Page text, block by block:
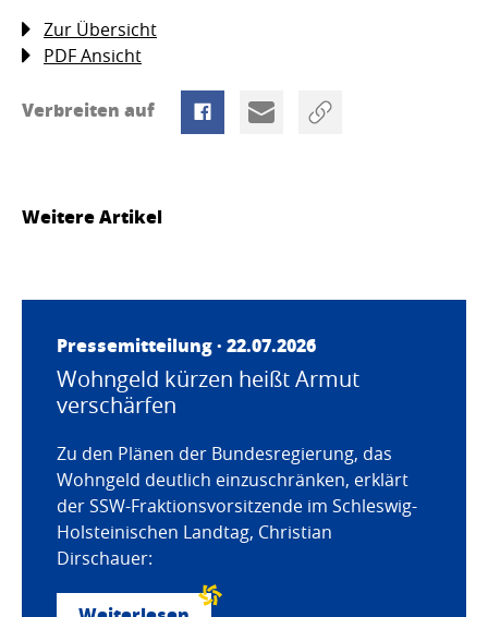
Zur Übersicht
PDF Ansicht
Verbreiten auf
Weitere Artikel
Pressemitteilung · 22.07.2026
Wohngeld kürzen heißt Armut
verschärfen
Zu den Plänen der Bundesregierung, das
Wohngeld deutlich einzuschränken, erklärt
der SSW-Fraktionsvorsitzende im Schleswig-
Holsteinischen Landtag, Christian
Dirschauer: